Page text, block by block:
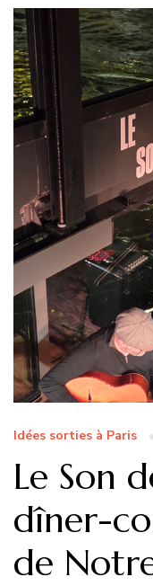
Idées sorties à Paris
Le Son
dîner-
de